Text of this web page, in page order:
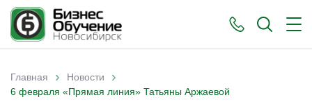
Вы здесь
Главная › Новости ›
6 февраля «Прямая линия» Татьяны Аржаевой